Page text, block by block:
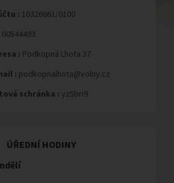
: 10326661/0100
00544493
: Podkopná Lhota 37
: podkopnalhota@volny.cz
schránka : yz5bri9
ÚŘEDNÍ HODINY